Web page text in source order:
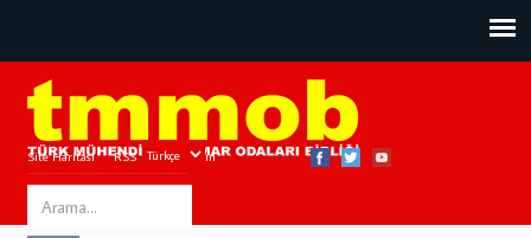
Site Haritası RSS Bize Ulaşın